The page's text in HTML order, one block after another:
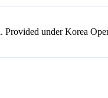
under Korea